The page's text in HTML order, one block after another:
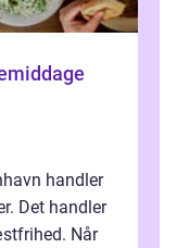
handler
Det handler
Når